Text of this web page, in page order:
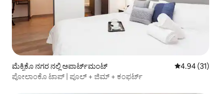
ಮೆಕ್ಸಿಕೊ ನಗರ ನಲ್ಲಿ ಅಪಾರ್ಟ್‌ಮಂಟ್ 5 ರಲ್ಲಿ 4.94
4.94 (31)
ಪೋಲಾಂಕೊ ಟಾಪ್ | ಪೂಲ್ + ಜಿಮ್ + ಕಂಫರ್ಟ್